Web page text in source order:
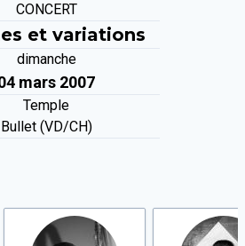
CONCERT
et variations
dimanche
mars 2007
Temple
Bullet (VD/CH)